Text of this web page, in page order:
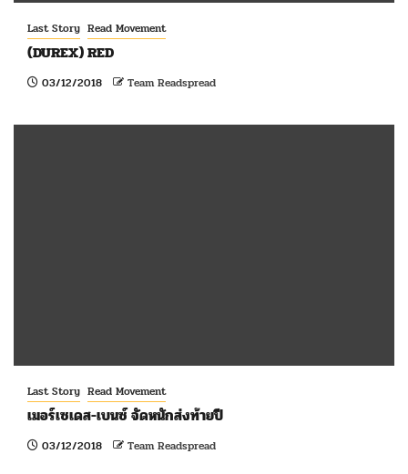
Last Story Read Movement
(DUREX) RED
03/12/2018 Team Readspread
Last Story Read Movement
เมอร์เซเดส-เบนซ์ จัดหนักส่งท้ายปี
03/12/2018 Team Readspread